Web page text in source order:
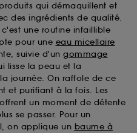
qui démaquillent et
des ingrédients de qualité.
une routine infaillible
pour une eau micellaire
suivie d'un gommage
lisse la peau et la
journée. On raffole de ce
et purifiant à la fois. Les
un moment de détente
se passer. Pour un
on applique un baume à